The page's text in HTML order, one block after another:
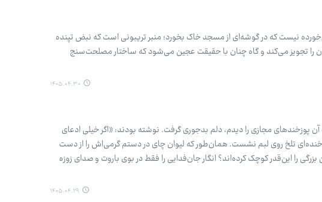
نیست که در گوشه‌ای از مسجد خاک بخورد؛ منبر تریبونی است که نبض تپنده
را تجویز می‌کند و گاه چنان با حقیقت عجین می‌شود که ساختار مصلحت‌سنج
۱۴۰۵.۰۴.۳۰
آن پوزخندهای مجازی را دیدم، دلم بدجوری گرفت. نوشته بودند: «اگر خیلی ادعای
خنده‌ای تلخ روی لبم نشست. همان‌طور که لیوان چای در دستم گرمی‌اش را از دست
را این‌قدر کوچک کرده‌اند؟ انگار جان‌فدایی را فقط در بوی باروت و صدای زوزه
۱۴۰۵.۰۴.۲۹